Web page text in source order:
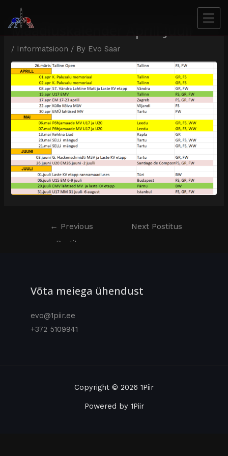
Maadluskalender Aprill-Juuli
/ Informatsioon / By Evo Saar
← Previous
Postitus
Next Postitus
Võta meiega ühendust
evo@1piir.ee
+372 5109941
Copyright © 2026 1Piir
Powered by 1Piir